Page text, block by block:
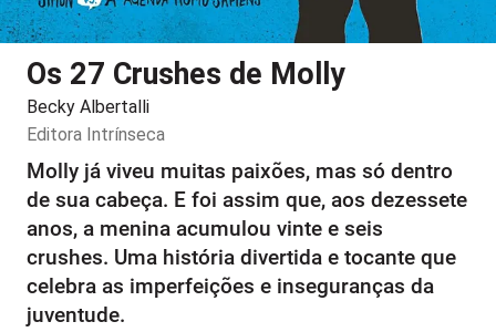
Os 27 Crushes de Molly
Becky Albertalli
Editora Intrínseca
Molly já viveu muitas paixões, mas só dentro
de sua cabeça. E foi assim que, aos dezessete
anos, a menina acumulou vinte e seis
crushes. Uma história divertida e tocante que
celebra as imperfeições e inseguranças da
juventude.